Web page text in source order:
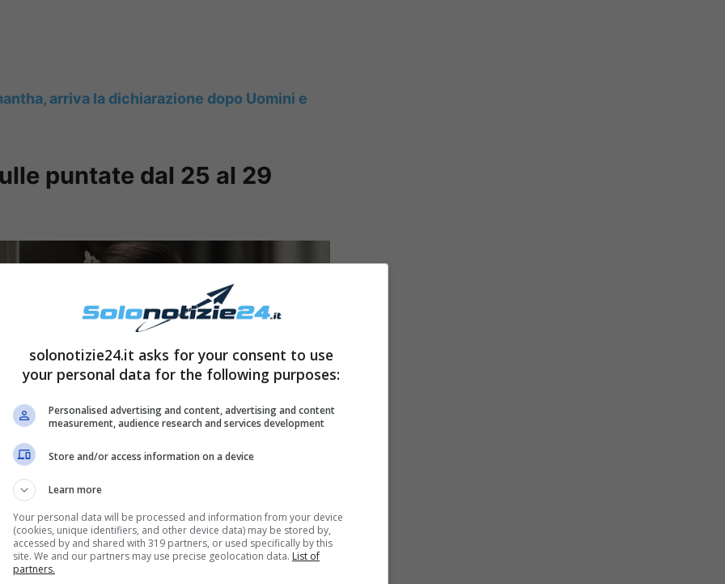
arriva la dichiarazione dopo Uomini e
puntate dal 25 al 29
solonotizie24.it asks for your consent to use
your personal data for the following purposes:
Personalised advertising and content, advertising and content
measurement, audience research and services development
Store and/or access information on a device
Learn more
Your personal data will be processed and information from your device
(cookies, unique identifiers, and other device data) may be stored by,
accessed by and shared with 319 partners, or used specifically by this
site. We and our partners may use precise geolocation data. List of
partners.